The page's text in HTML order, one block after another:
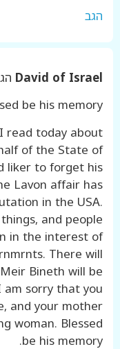
הגב
David of Israel
be his memory
read today about
of the State of
liker to forget his
Lavon affair has
in the USA.
and people
in the interest of
There will
Bineth will be
am sorry that you
and your mother
woman. Blessed
be his memory.